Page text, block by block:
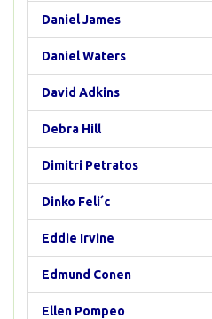
Daniel James
Daniel Waters
David Adkins
Debra Hill
Dimitri Petratos
Dinko Feli´c
Eddie Irvine
Edmund Conen
Ellen Pompeo